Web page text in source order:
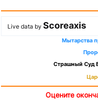
Live data by Scoreaxis
Мытарства
Страшный Суд
Оцените